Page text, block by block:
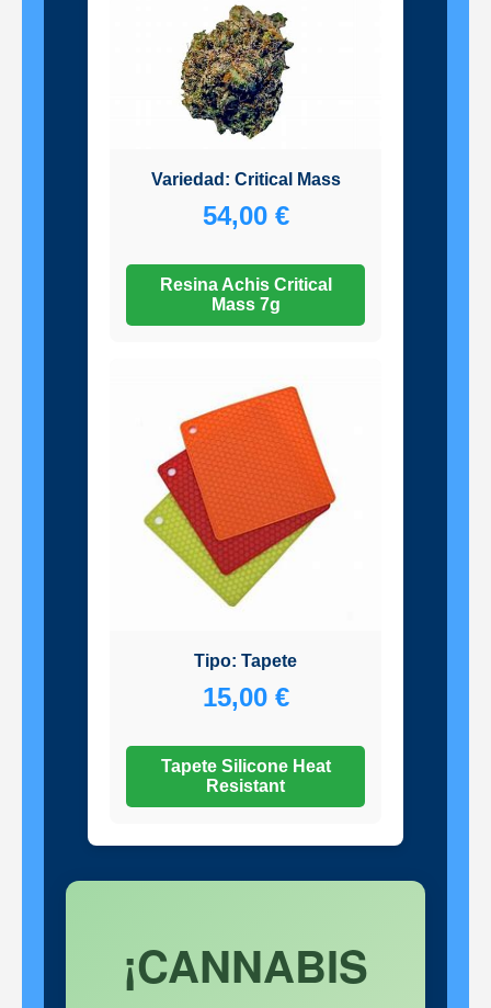
Variedad: Critical Mass
54,00 €
Resina Achis Critical
Mass 7g
Tipo: Tapete
15,00 €
Tapete Silicone Heat
Resistant
¡CANNABIS